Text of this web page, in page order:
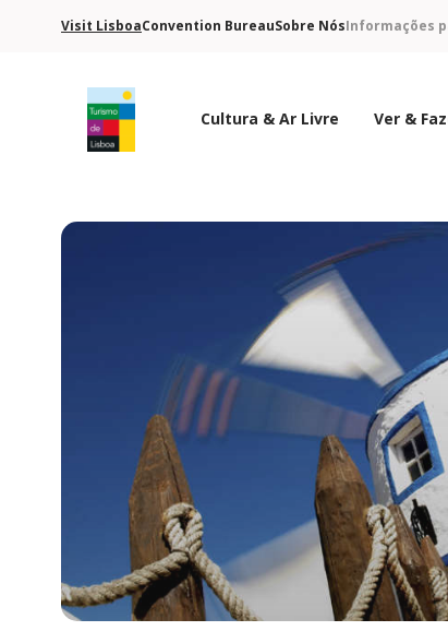
Visit LisboaConvention BureauSobre NósInformações
Cultura & Ar Livre Ver &